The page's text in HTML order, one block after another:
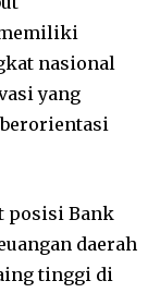
memiliki
nasional
yang
posisi Bank
daerah
tinggi di